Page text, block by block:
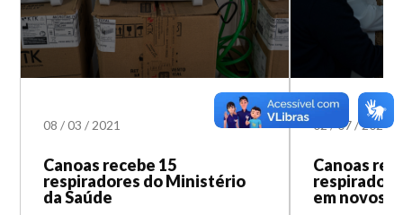
08 /03 /2021
Canoas recebe 15
respiradores do Ministério
da Saúde
02/07 /2020
Canoas
em novos